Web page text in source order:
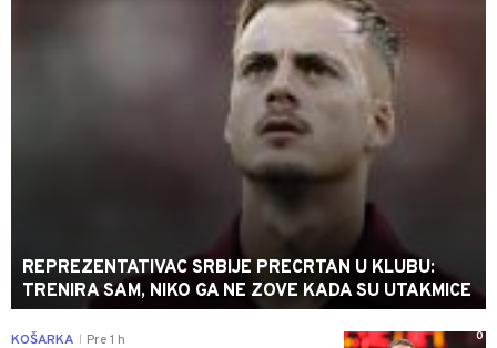
REPREZENTATIVAC SRBIJE PRECRTAN U KLUBU:
TRENIRA SAM, NIKO GA NE ZOVE KADA SU UTAKMICE
0
KOŠARKA Pre 1 h